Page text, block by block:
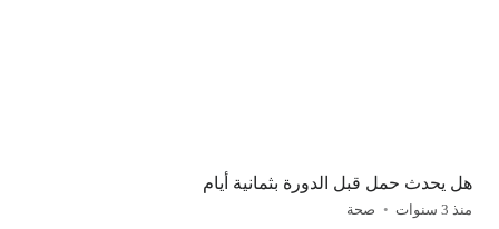
هل يحدث حمل قبل الدورة بثمانية أيام
منذ 3 سنوات صحة